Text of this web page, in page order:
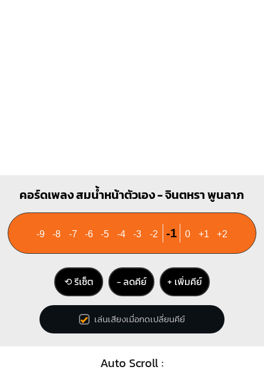
คอร์ดเพลง สมน้ำหน้าตัวเอง - จินตหรา พูนลาภ
-9 -8 -7 -6 -5 -4 -3 -2 -1 0 +1 +2
⟲ รีเซ็ต − ลดคีย์ + เพิ่มคีย์
เล่นเสียงเมื่อกดเปลี่ยนคีย์
Auto Scroll :